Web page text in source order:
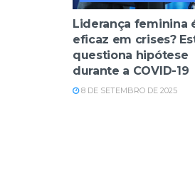
Liderança feminina
eficaz em crises?
questiona hipótese
durante a COVID-19
8 DE SETEMBRO DE 2025